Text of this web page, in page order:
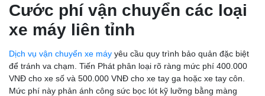
Cước phí vận chuyển các loại
xe máy liên tỉnh
Dịch vụ vận chuyển xe máy yêu cầu quy trình bảo quản đặc biệt
để tránh va chạm. Tiến Phát phân loại rõ ràng mức phí 400.000
VNĐ cho xe số và 500.000 VNĐ cho xe tay ga hoặc xe tay côn.
Mức phí này phản ánh công sức bọc lót kỹ lưỡng bằng màng